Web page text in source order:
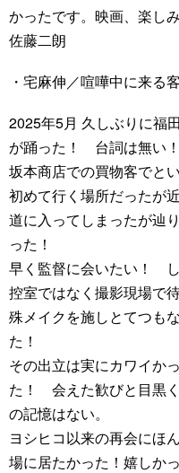
かったです。映画、楽し
佐藤二朗
・宅麻伸／喧嘩中に来る
2025年5月 久しぶりに
が踊った！ 台詞は無い！
坂本商店での買物客でと
初めて行く場所だったが
道に入ってしまったが辿
った！
早く監督に会いたい！
控室ではなく撮影現場で
殊メイクを施しとてつも
た！
その出立は実にカワイか
た！ 会えた歓びと目黒
の記憶はない。
ヨシヒコ以来の再会に
場に居たかった！嬉しか